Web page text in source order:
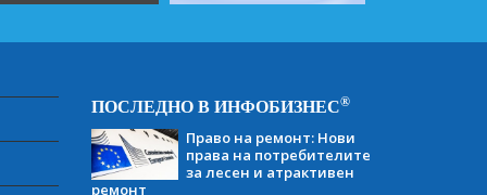
ПОСЛЕДНО В ИНФОБИЗНЕС®
Право на ремонт: Нови
права на потребителите
за лесен и атрактивен
ремонт